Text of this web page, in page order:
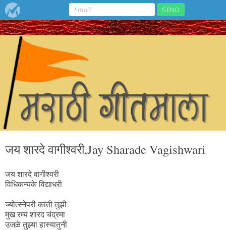
जय शारदे वागीश्वरी,Jay Sharade Vagishwari
जय शारदे वागीश्वरी
विधिकन्यके विद्याधरी
ज्योत्स्नेपरी कांती तुझी
मुख रम्य शारद चंद्रमा
उजळे तुझ्या हास्यातुनी